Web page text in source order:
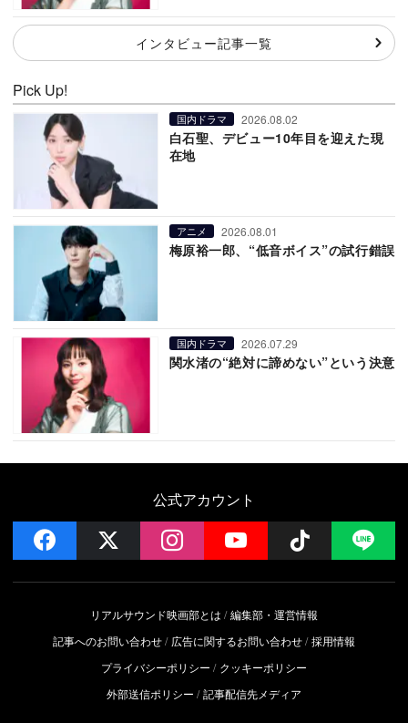
インタビュー記事一覧
Pick Up!
国内ドラマ 2026.08.02
白石聖、デビュー10年目を迎えた現
在地
アニメ 2026.08.01
梅原裕一郎、“低音ボイス”の試行錯誤
国内ドラマ 2026.07.29
関水渚の“絶対に諦めない”という決意
公式アカウント
facebook instagramYouTube Follow
リアルサウンド映画部とは
編集部・運営情報
記事へのお問い合わせ
広告に関するお問い合わせ 採用情報
プライバシーポリシー
クッキーポリシー
外部送信ポリシー
記事配信先メディア